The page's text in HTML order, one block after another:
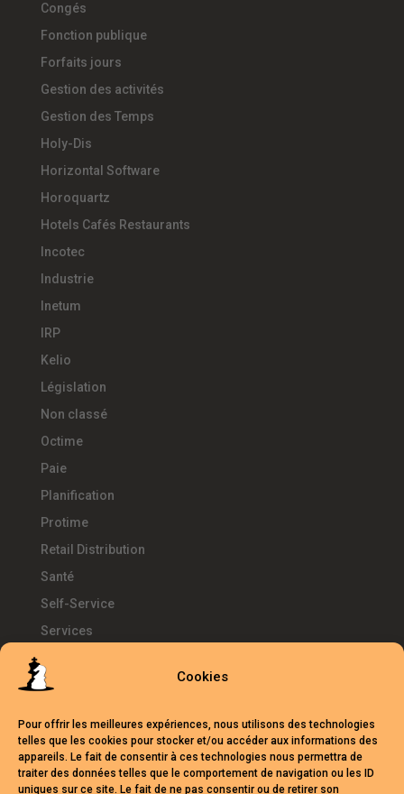
Cookies
Pour offrir les meilleures expériences, nous utilisons des technologies
telles que les cookies pour stocker et/ou accéder aux informations des
appareils. Le fait de consentir à ces technologies nous permettra de
traiter des données telles que le comportement de navigation ou les ID
uniques sur ce site. Le fait de ne pas consentir ou de retirer son
Congés
Fonction publique
Forfaits jours
Gestion des activités
Gestion des Temps
Holy-Dis
Horizontal Software
Horoquartz
Hotels Cafés Restaurants
Incotec
Industrie
Inetum
IRP
Kelio
Législation
Non classé
Octime
Paie
Planification
Protime
Retail Distribution
Santé
Self-Service
Services
Télétravail
Temps d'Avance
UKG